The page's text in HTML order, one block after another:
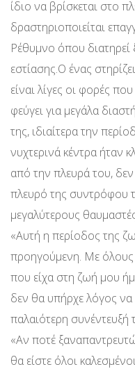
ίδιο να βρίσκεται στο
δραστηριοποιείται
Ρέθυμνο όπου διατηρεί
εστίασης.Ο ένας
είναι λίγες οι φορές
φεύγει για μεγάλα
της, ιδιαίτερα την
νυχτερινά κέντρα ήταν
από την πλευρά του, δεν
πλευρό της συντρόφου
μεγαλύτερους
«Αυτή η περίοδος της
προηγούμενη. Με
που είχα στη ζωή μου
δεν θα υπήρχε λόγος να
παλαιότερη
«Αν ποτέ
θα είστε όλοι